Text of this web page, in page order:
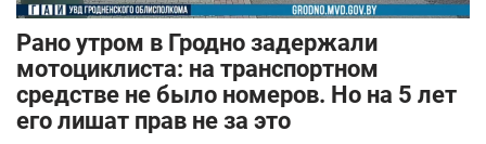
Рано утром в Гродно задержали
мотоциклиста: на транспортном
средстве не было номеров. Но на 5 лет
его лишат прав не за это